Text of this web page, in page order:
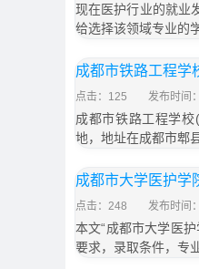
现在医护行业的就业
给选择该领域专业的
成都市铁路工程学
点击：125 发布时间
成都市铁路工程学
地，地址在成都市郫
成都市大学医护学
点击：248 发布时间
本文“成都市大学医
要求，录取条件，专